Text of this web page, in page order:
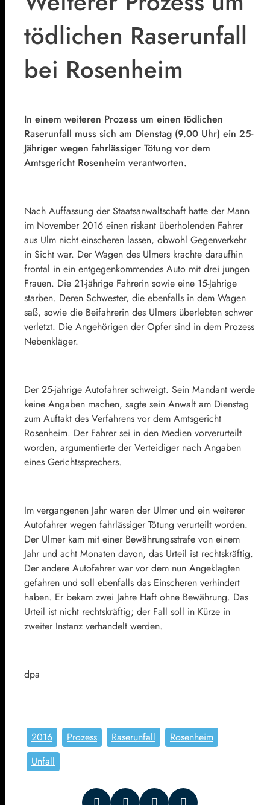
tödlichen Raserunfall
bei Rosenheim
In einem weiteren Prozess um einen tödlichen
Raserunfall muss sich am Dienstag (9.00 Uhr) ein 25-
Jähriger wegen fahrlässiger Tötung vor dem
Amtsgericht Rosenheim verantworten.
Nach Auffassung der Staatsanwaltschaft hatte der Mann
im November 2016 einen riskant überholenden Fahrer
aus Ulm nicht einscheren lassen, obwohl Gegenverkehr
in Sicht war. Der Wagen des Ulmers krachte daraufhin
frontal in ein entgegenkommendes Auto mit drei jungen
Frauen. Die 21-jährige Fahrerin sowie eine 15-Jährige
starben. Deren Schwester, die ebenfalls in dem Wagen
saß, sowie die Beifahrerin des Ulmers überlebten schwer
verletzt. Die Angehörigen der Opfer sind in dem Prozess
Nebenkläger.
Der 25-jährige Autofahrer schweigt. Sein Mandant werde
keine Angaben machen, sagte sein Anwalt am Dienstag
zum Auftakt des Verfahrens vor dem Amtsgericht
Rosenheim. Der Fahrer sei in den Medien vorverurteilt
worden, argumentierte der Verteidiger nach Angaben
eines Gerichtssprechers.
Im vergangenen Jahr waren der Ulmer und ein weiterer
Autofahrer wegen fahrlässiger Tötung verurteilt worden.
Der Ulmer kam mit einer Bewährungsstrafe von einem
Jahr und acht Monaten davon, das Urteil ist rechtskräftig.
Der andere Autofahrer war vor dem nun Angeklagten
gefahren und soll ebenfalls das Einscheren verhindert
haben. Er bekam zwei Jahre Haft ohne Bewährung. Das
Urteil ist nicht rechtskräftig; der Fall soll in Kürze in
zweiter Instanz verhandelt werden.
dpa
2016 Prozess Raserunfall
Rosenheim
Unfall